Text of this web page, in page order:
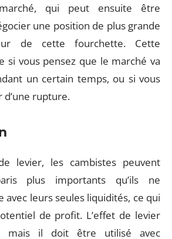
qui peut ensuite être
une position de plus grande
de cette fourchette. Cette
si vous pensez que le marché va
un certain temps, ou si vous
rupture.
levier, les cambistes peuvent
plus importants qu’ils ne
avec leurs seules liquidités, ce qui
de profit. L’effet de levier
mais il doit être utilisé avec